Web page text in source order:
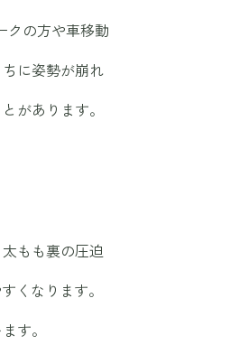
クの方や車移動
に姿勢が崩れ
があります。
もも裏の圧迫
くなります。
す。